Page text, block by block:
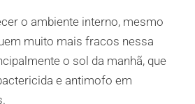
o ambiente interno, mesmo
muito mais fracos nessa
o sol da manhã, que
e antimofo em